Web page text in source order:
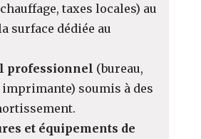
taxes locales) au
surface dédiée au
professionnel (bureau,
soumis à des
et équipements de